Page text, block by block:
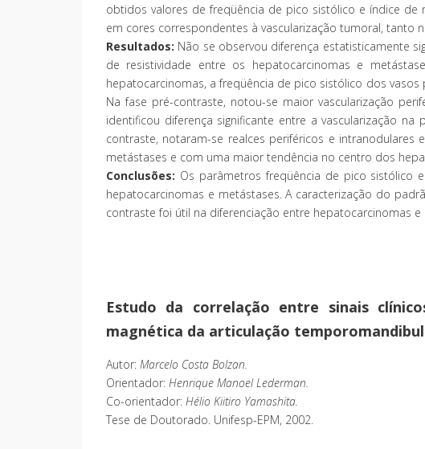
obtidos valores de freqüência de pico sistólico e índice
em cores correspondentes à vascularização tumoral, tanto
Resultados: Não se observou diferença estatisticamente
de resistividade entre os hepatocarcinomas e
hepatocarcinomas, a freqüência de pico sistólico dos
Na fase pré-contraste, notou-se maior vascularização
identificou diferença significante entre a vascularização
contraste, notaram-se realces periféricos e
metástases e com uma maior tendência no centro dos
Conclusões: Os parâmetros freqüência de pico sistólico
hepatocarcinomas e metástases. A caracterização do
contraste foi útil na diferenciação entre hepatocarcinomas e
Estudo da correlação entre sinais
magnética da articulação
Autor: Marcelo Costa Bolzan.
Orientador: Henrique Manoel Lederman.
Co-orientador: Hélio Kiitiro Yamashita.
Tese de Doutorado. Unifesp-EPM, 2002.